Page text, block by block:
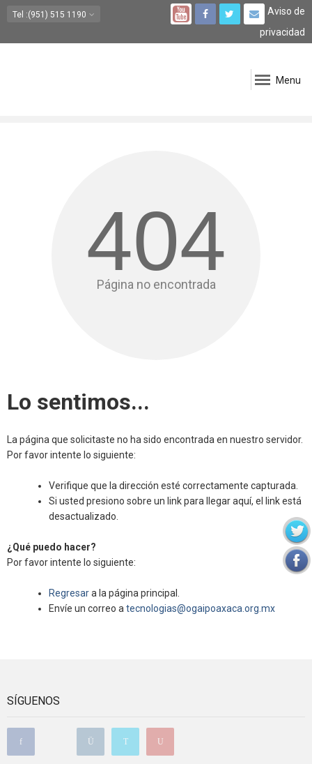
Tel :(951) 515 1190
Aviso de
privacidad
Menu
404
Página no encontrada
Lo sentimos...
La página que solicitaste no ha sido encontrada en nuestro servidor.
Por favor intente lo siguiente:
Verifique que la dirección esté correctamente capturada.
Si usted presiono sobre un link para llegar aquí, el link está
desactualizado.
¿Qué puedo hacer?
Por favor intente lo siguiente:
Regresara la página principal.
Envíe un correo a tecnologias@ogaipoaxaca.org.mx
SÍGUENOS